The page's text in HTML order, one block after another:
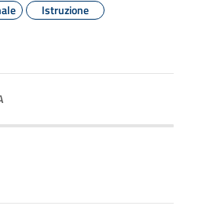
Istruzione